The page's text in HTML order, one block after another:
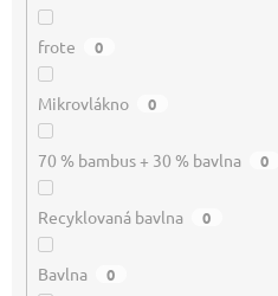
frote 0
Mikrovlákno 0
70 % bambus + 30 % bavlna 0
Recyklovaná bavlna 0
Bavlna 0